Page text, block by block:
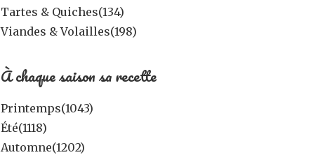
Tartes & Quiches(134)
Viandes & Volailles(198)
À chaque saison sa recette
Printemps(1043)
Été(1118)
Automne(1202)